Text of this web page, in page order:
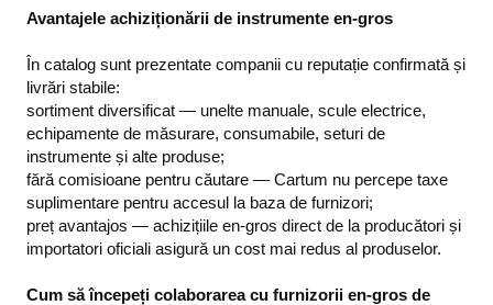
Avantajele achiziționării de instrumente en-gros
În catalog sunt prezentate companii cu reputație confirmată și
livrări stabile:
sortiment diversificat — unelte manuale, scule electrice,
echipamente de măsurare, consumabile, seturi de
instrumente și alte produse;
fără comisioane pentru căutare — Cartum nu percepe taxe
suplimentare pentru accesul la baza de furnizori;
preț avantajos — achizițiile en-gros direct de la producători și
importatori oficiali asigură un cost mai redus al produselor.
Cum să începeți colaborarea cu furnizorii en-gros de